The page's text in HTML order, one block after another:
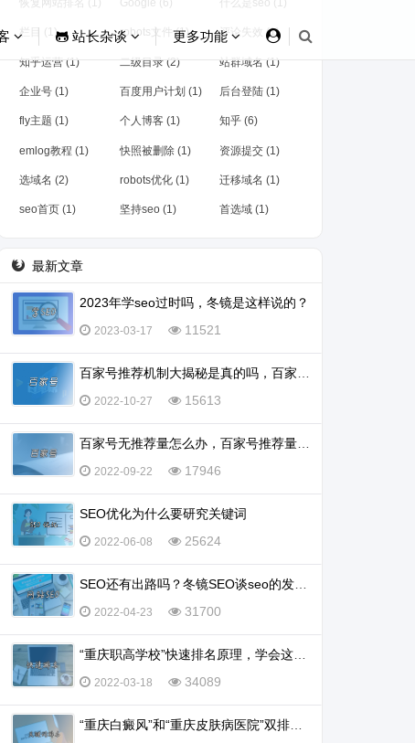
站长杂谈 更多功能
栏目 (1) robots文件 (1) 评论失效 (1)
知乎运营 (1) 二级目录 (2) 站群域名 (1)
企业号 (1) 百度用户计划 (1) 后台登陆 (1)
fly主题 (1) 个人博客 (1) 知乎 (6)
emlog教程 (1) 快照被删除 (1) 资源提交 (1)
选域名 (2) robots优化 (1) 迁移域名 (1)
seo首页 (1) 坚持seo (1) 首选域 (1)
最新文章
2023年学seo过时吗，冬镜是这样说的？
2023-03-17 11521
2022-10-27 15613
2022-09-22 17946
SEO优化为什么要研究关键词
2022-06-08 25624
2022-04-23 31700
2022-03-18 34089